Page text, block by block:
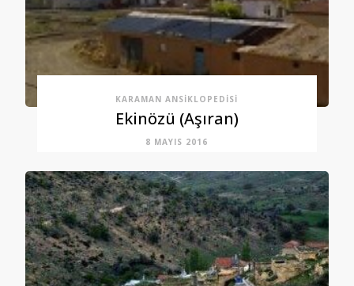
KARAMAN ANSIKLOPEDISI
Ekinözü (Aşıran)
8 MAYIS 2016